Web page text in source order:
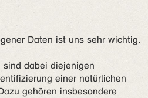
Daten ist uns sehr wichtig.
sind dabei diejenigen
einer natürlichen
gehören insbesondere